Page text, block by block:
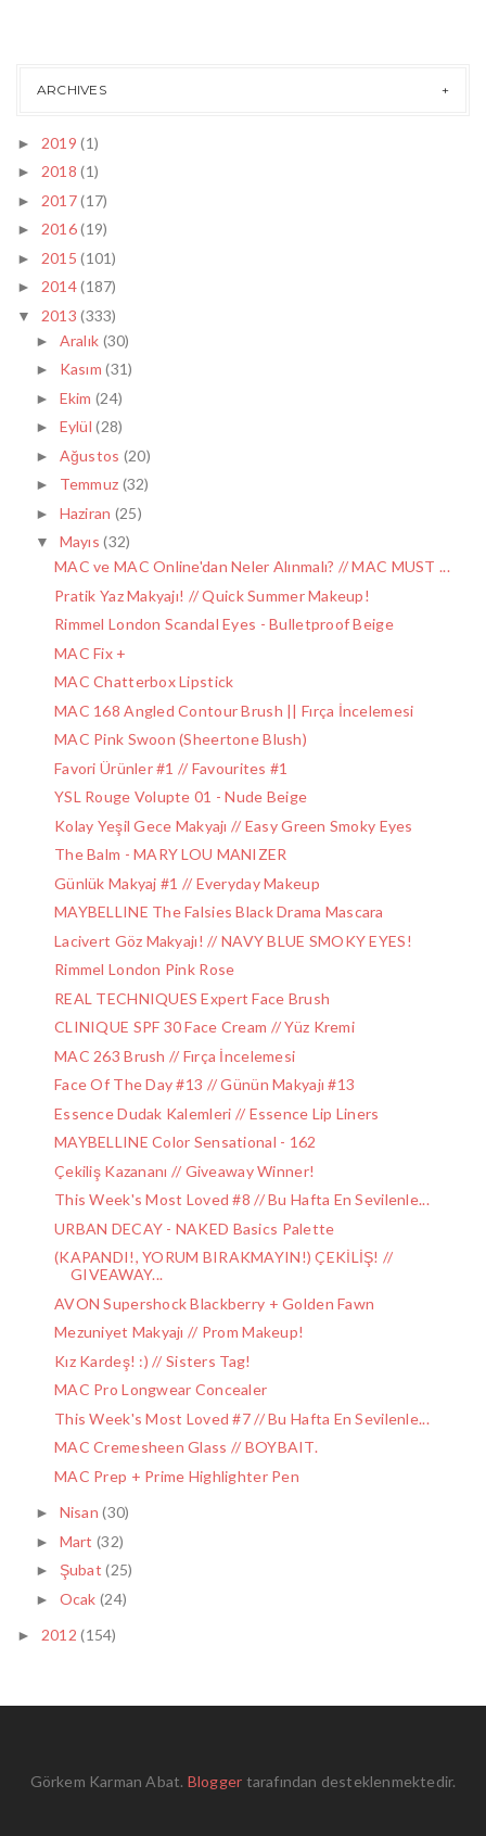
ARCHIVES
► 2019(1)
► 2018(1)
► 2017(17)
► 2016(19)
► 2015(101)
► 2014(187)
▼ 2013(333)
► Aralık (30)
► Kasım(31)
► Ekim(24)
► Eylül(28)
► Ağustos (20)
► Temmuz (32)
► Haziran (25)
▼ Mayıs(32)
MAC ve MAC Online'dan Neler Alınmalı? // MAC MUST ...
Pratik Yaz Makyajı! // Quick Summer Makeup!
Rimmel London Scandal Eyes - Bulletproof Beige
MAC Fix +
MAC Chatterbox Lipstick
MAC 168 Angled Contour Brush || Fırça İncelemesi
MAC Pink Swoon (Sheertone Blush)
Favori Ürünler #1 // Favourites #1
YSL Rouge Volupte 01 - Nude Beige
Kolay Yeşil Gece Makyajı // Easy Green Smoky Eyes
The Balm - MARY LOU MANIZER
Günlük Makyaj #1 // Everyday Makeup
MAYBELLINE The Falsies Black Drama Mascara
Lacivert Göz Makyajı! // NAVY BLUE SMOKY EYES!
Rimmel London Pink Rose
REAL TECHNIQUES Expert Face Brush
CLINIQUE SPF 30 Face Cream // Yüz Kremi
MAC 263 Brush // Fırça İncelemesi
Face Of The Day #13 // Günün Makyajı #13
Essence Dudak Kalemleri // Essence Lip Liners
MAYBELLINE Color Sensational - 162
Çekiliş Kazananı // Giveaway Winner!
This Week's Most Loved #8 // Bu Hafta En Sevilenle...
URBAN DECAY - NAKED Basics Palette
(KAPANDI!, YORUM BIRAKMAYIN!) ÇEKİLİŞ! //
GIVEAWAY...
AVON Supershock Blackberry + Golden Fawn
Mezuniyet Makyajı // Prom Makeup!
Kız Kardeş! :) // Sisters Tag!
MAC Pro Longwear Concealer
This Week's Most Loved #7 // Bu Hafta En Sevilenle...
MAC Cremesheen Glass // BOYBAIT.
MAC Prep + Prime Highlighter Pen
► Nisan(30)
► Mart(32)
► Şubat(25)
► Ocak(24)
► 2012(154)
Görkem Karman Abat. Blogger tarafından desteklenmektedir.